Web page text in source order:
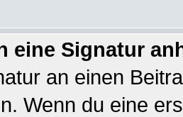
eine Signatur
an einen
Wenn du eine